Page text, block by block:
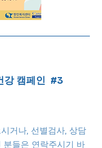
강 캠페인 #3
거나, 선별검사, 상담
분들은 연락주시기 바